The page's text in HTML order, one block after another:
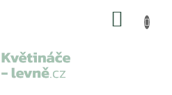
KOŠÍK